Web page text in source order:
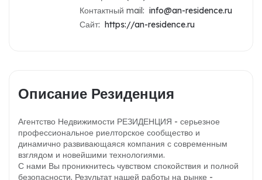
Контактный mail: info@an-residence.ru
Сайт: https://an-residence.ru
Описание Резиденция
Агентство Недвижимости РЕЗИДЕНЦИЯ - серьезное
профессиональное риелторское сообщество и
динамично развивающаяся компания с современным
взглядом и новейшими технологиями.
С нами Вы проникнитесь чувством спокойствия и полной
безопасности. Результат нашей работы на рынке -